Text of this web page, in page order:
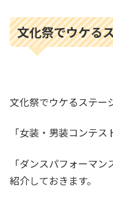
文化祭でウケる
文化祭でウケるステー
「女装・男装コンテス
「ダンスパフォーマ
紹介しておきます。